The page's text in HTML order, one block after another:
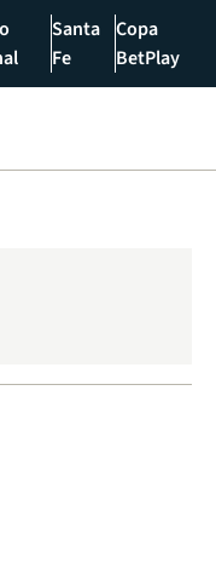
Santa
Fe
Copa
BetPlay